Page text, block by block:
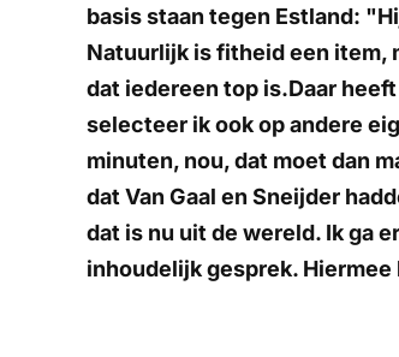
basis staan tegen Estland:
Natuurlijk is fitheid een item,
dat iedereen top is.Daar
selecteer ik ook op andere
minuten, nou, dat moet dan
dat Van Gaal en Sneijder
dat is nu uit de wereld. Ik ga
inhoudelijk gesprek.